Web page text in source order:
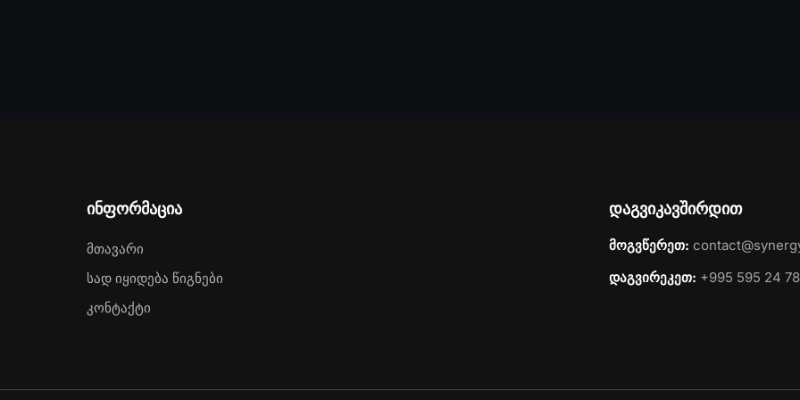
ინფორმაცია
Მთავარი
Სად Იყიდება Წიგნები
Კონტაქტი
დაგვიკავშირდით
მოგვწერეთ:
დაგვირეკეთ: +995 595 24